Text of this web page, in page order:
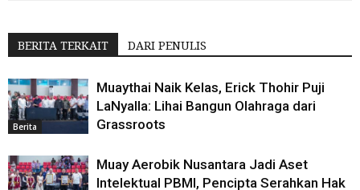
BERITA TERKAIT DARI PENULIS
Berita
Muaythai Naik Kelas, Erick Thohir Puji
LaNyalla: Lihai Bangun Olahraga dari
Grassroots
Muay Aerobik Nusantara Jadi Aset
Intelektual PBMI, Pencipta Serahkan Hak